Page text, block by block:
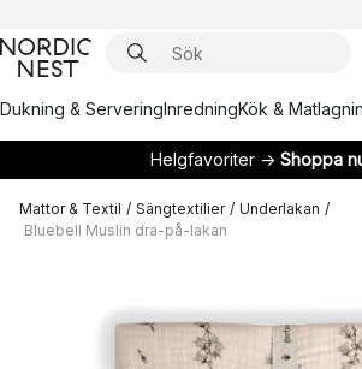
Dukning & ServeringInredningKök &
Helgfavoriter → Shoppa
Mattor & Textil / Sängtextilier / Underlakan /
Bluebell Muslin dra-på-lakan